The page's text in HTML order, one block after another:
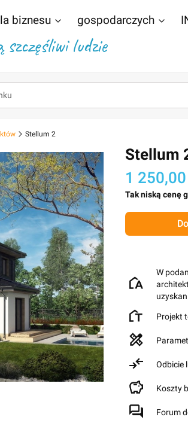
biznesu gospodarczych
ludzie
Stellum 2
Stellum
1 250,00
Tak niską cenę
W
Projekt
Odbicie
Koszty
Forum